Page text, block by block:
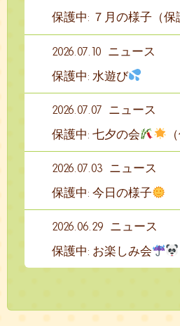
保護中: ７月の様子（保
2026.07.10
ニュース
保護中: 水遊び
2026.07.07
ニュース
保護中: 七夕の会
2026.07.03
ニュース
保護中: 今日の様子
2026.06.29
ニュース
保護中: お楽しみ会